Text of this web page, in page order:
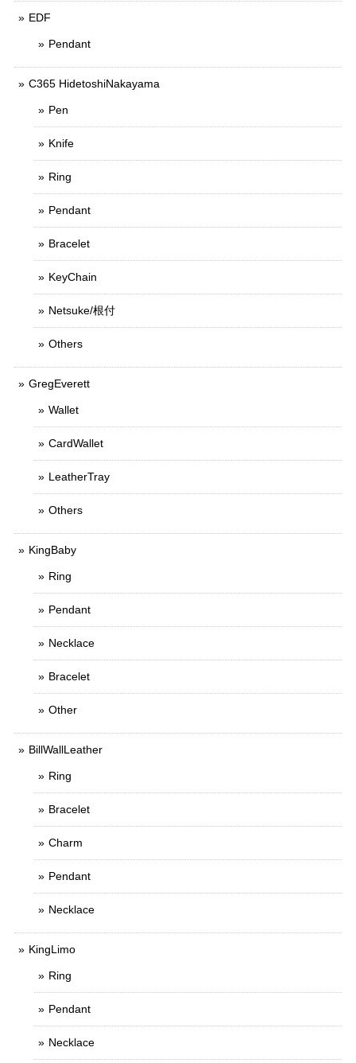
EDF
Pendant
C365 HidetoshiNakayama
Pen
Knife
Ring
Pendant
Bracelet
KeyChain
Netsuke/根付
Others
GregEverett
Wallet
CardWallet
LeatherTray
Others
KingBaby
Ring
Pendant
Necklace
Bracelet
Other
BillWallLeather
Ring
Bracelet
Charm
Pendant
Necklace
KingLimo
Ring
Pendant
Necklace